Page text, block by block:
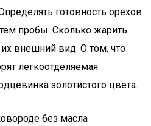
готовность орехов
пробы. Сколько жарить
внешний вид. О том, что
легкоотделяемая
золотистого цвета.
без масла